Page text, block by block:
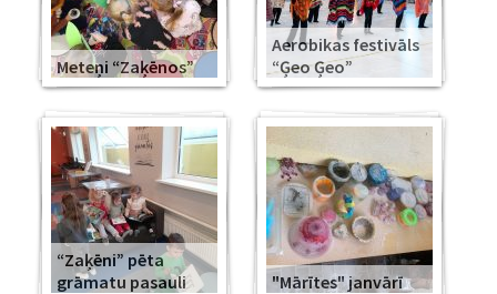
Meteņi “Zaķēnos”
Aerobikas festivāls
“Ģeo Ģeo”
“Zaķēni” pēta
grāmatu pasauli
"Mārītes" janvārī